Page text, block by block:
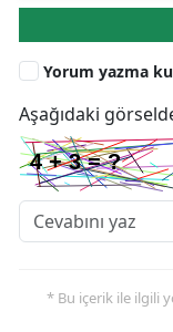
Yorum yazma
Aşağıdaki
* Bu içerik ile ilgili